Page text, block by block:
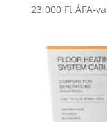
23.000 Ft ÁFA-